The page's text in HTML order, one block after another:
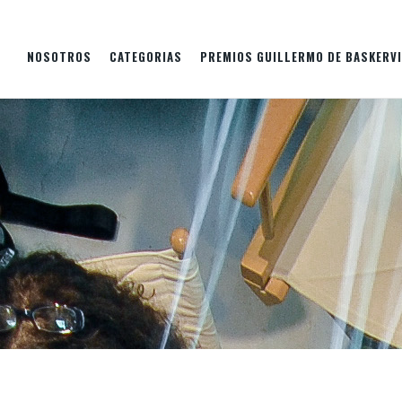
NOSOTROS CATEGORIAS PREMIOS GUILLERMO DE